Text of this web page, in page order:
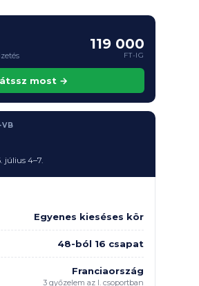
119 000
FT-IG
most →
július 4–7.
Egyenes kieséses kör
48-ból 16 csapat
Franciaország
3 győzelem az I. csoportban